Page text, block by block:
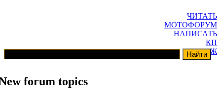
ЧИТАТЬ
МОТОФОРУМ
НАПИСАТЬ
КП
ГАРАЖ
forum topics